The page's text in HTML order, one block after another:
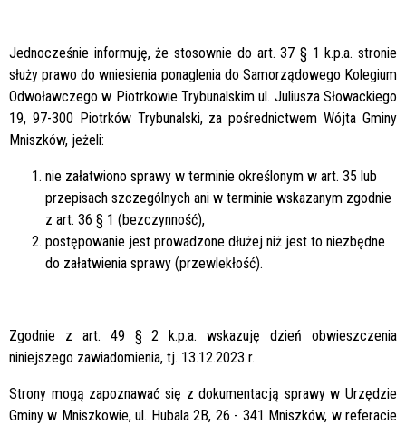
Jednocześnie informuję, że stosownie do art. 37 § 1 k.p.a. stronie
służy prawo do wniesienia ponaglenia do Samorządowego Kolegium
Odwoławczego w Piotrkowie Trybunalskim ul. Juliusza Słowackiego
19, 97-300 Piotrków Trybunalski, za pośrednictwem Wójta Gminy
Mniszków, jeżeli:
nie załatwiono sprawy w terminie określonym w art. 35 lub
przepisach szczególnych ani w terminie wskazanym zgodnie
z art. 36 § 1 (bezczynność),
postępowanie jest prowadzone dłużej niż jest to niezbędne
do załatwienia sprawy (przewlekłość).
Zgodnie z art. 49 § 2 k.p.a. wskazuję dzień obwieszczenia
niniejszego zawiadomienia, tj. 13.12.2023 r.
Strony mogą zapoznawać się z dokumentacją sprawy w Urzędzie
Gminy w Mniszkowie, ul. Hubala 2B, 26 - 341 Mniszków, w referacie